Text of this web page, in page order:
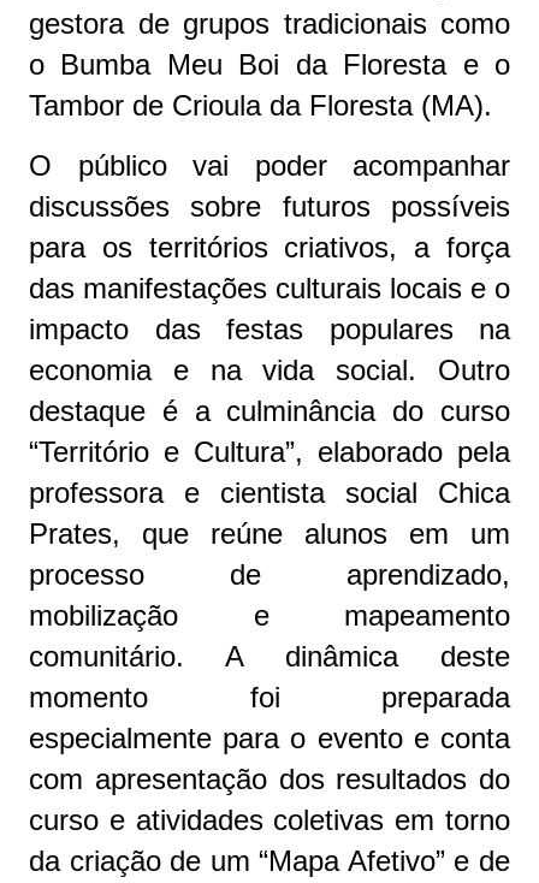
gestora de grupos tradicionais como
o Bumba Meu Boi da Floresta e o
Tambor de Crioula da Floresta (MA).
O público vai poder acompanhar
discussões sobre futuros possíveis
para os territórios criativos, a força
das manifestações culturais locais e o
impacto das festas populares na
economia e na vida social. Outro
destaque é a culminância do curso
“Território e Cultura”, elaborado pela
professora e cientista social Chica
Prates, que reúne alunos em um
processo de aprendizado,
mobilização e mapeamento
comunitário. A dinâmica deste
momento foi preparada
especialmente para o evento e conta
com apresentação dos resultados do
curso e atividades coletivas em torno
da criação de um “Mapa Afetivo” e de